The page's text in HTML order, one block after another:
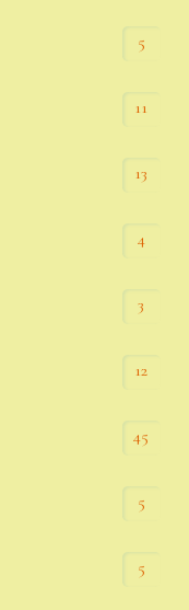
5
11
13
4
3
12
45
5
5